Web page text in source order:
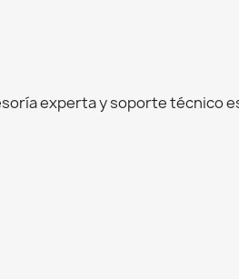
experta y soporte técnico